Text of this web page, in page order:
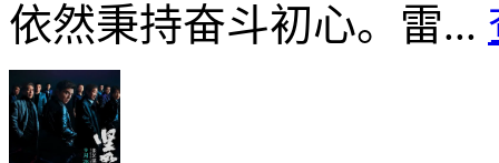
依然秉持奋斗初心。雷...